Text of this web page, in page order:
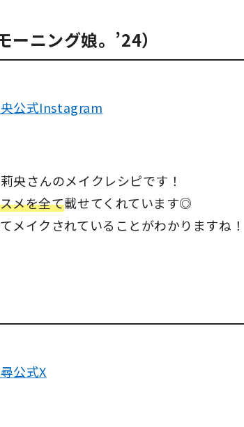
ーニング娘。’24）
公式Instagram
央さんのメイクレシピです！
メを全て載せてくれています◎
メイクされていることがわかりますね！
公式X